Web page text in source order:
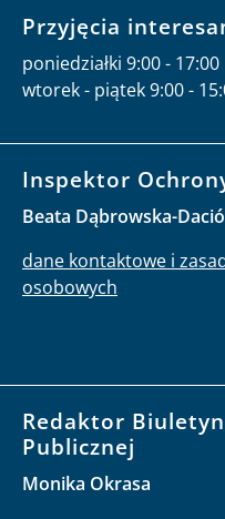
Przyjęcia
poniedziałki 9:00 - 17:00
wtorek - piątek 9:00 -
Inspektor
Beata Dąbrowska-
dane kontaktowe i
osobowych
Redaktor
Publicznej
Monika Okrasa